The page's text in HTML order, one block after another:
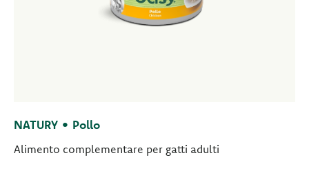
NATURY • Pollo
Alimento complementare per gatti adulti